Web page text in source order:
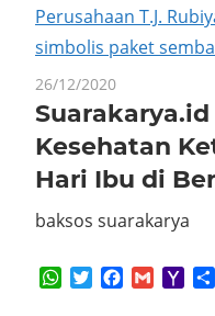
26/12/2020
Kesehatan
Hari Ibu di
baksos suarakarya
WhatsApp
TwitterFacebook
Gmail